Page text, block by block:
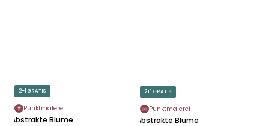
2+1 GRATIS
Punktmalerei
Abstrakte Blume
2+1 GRATIS
Punktmalerei
Abstrakte Blume